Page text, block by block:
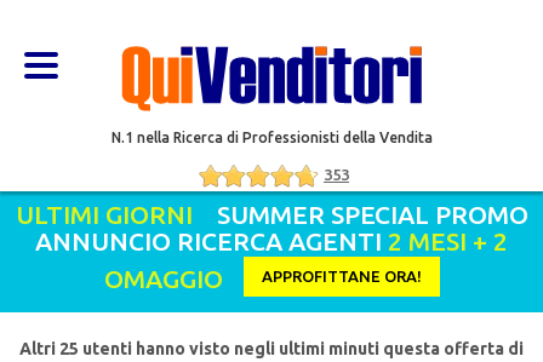
N.1 nella Ricerca di Professionisti della Vendita
353
ULTIMI GIORNI SUMMER SPECIAL PROMO
ANNUNCIO RICERCA AGENTI 2 MESI + 2
OMAGGIO
APPROFITTANE ORA!
Altri 25 utenti hanno visto negli ultimi minuti questa offerta di